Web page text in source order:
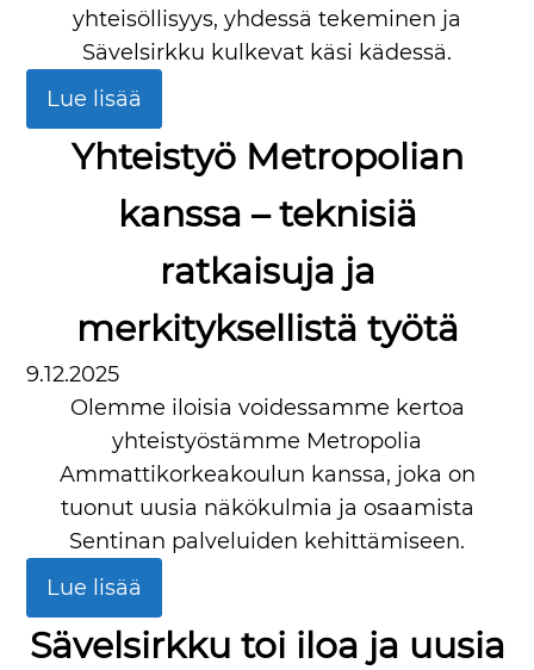
yhteisöllisyys, yhdessä tekeminen ja
Sävelsirkku kulkevat käsi kädessä.
Lue lisää
Yhteistyö Metropolian
kanssa – teknisiä
ratkaisuja ja
merkityksellistä työtä
9.12.2025
Olemme iloisia voidessamme kertoa
yhteistyöstämme Metropolia
Ammattikorkeakoulun kanssa, joka on
tuonut uusia näkökulmia ja osaamista
Sentinan palveluiden kehittämiseen.
Lue lisää
Sävelsirkku toi iloa ja uusia